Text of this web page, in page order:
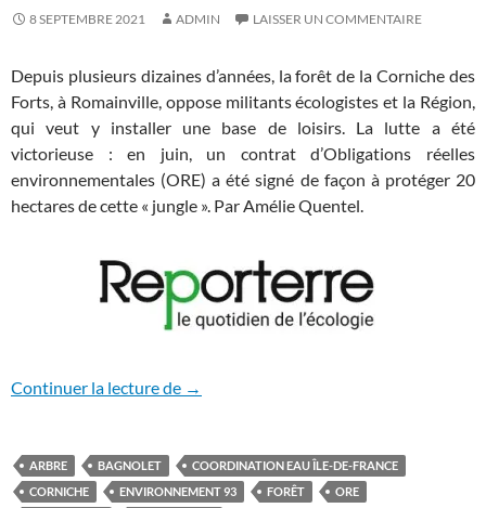
8 SEPTEMBRE 2021 ADMIN LAISSER UN COMMENTAIRE
Depuis plusieurs dizaines d’années, la forêt de la Corniche des
Forts, à Romainville, oppose militants écologistes et la Région,
qui veut y installer une base de loisirs. La lutte a été
victorieuse : en juin, un contrat d’Obligations réelles
environnementales (ORE) a été signé de façon à protéger 20
hectares de cette « jungle ». Par Amélie Quentel.
Continuer la lecture de Près de Paris, les écolos obtiennent la
→
ARBRE BAGNOLET
COORDINATION EAU ÎLE-DE-FRANCE
CORNICHE
ENVIRONNEMENT 93 FORÊT
ORE